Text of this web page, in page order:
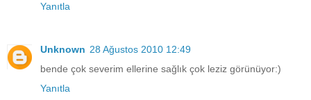
Yanıtla
Unknown 28 Ağustos 2010 12:49
bende çok severim ellerine sağlık çok leziz görünüyor:)
Yanıtla